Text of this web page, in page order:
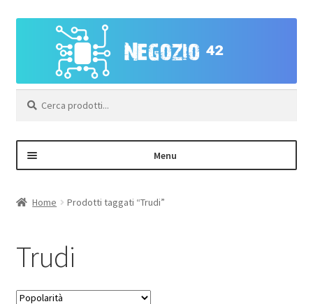
navigazione
contenuto
Menu
Contatti
Home Prodotti taggati “Trudi”
Trudi